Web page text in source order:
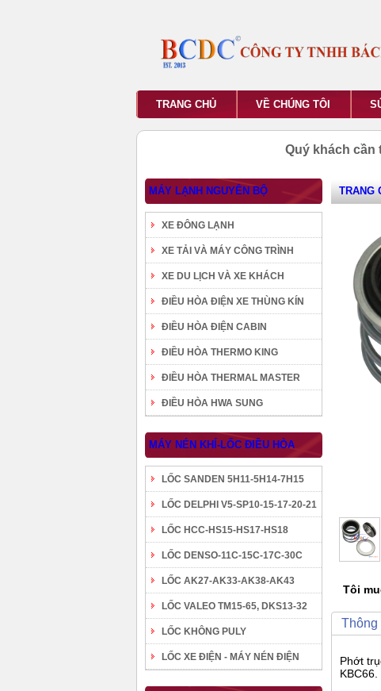
TRANG CHỦ VỀ CHÚNG TÔI
Quý khách cần
MÁY LẠNH NGUYÊN BỘ
XE ĐÔNG LẠNH
XE TẢI VÀ MÁY CÔNG TRÌNH
XE DU LỊCH VÀ XE KHÁCH
ĐIỀU HÒA ĐIỆN XE THÙNG KÍN
ĐIỀU HÒA ĐIỆN CABIN
ĐIỀU HÒA THERMO KING
ĐIỀU HÒA THERMAL MASTER
ĐIỀU HÒA HWA SUNG
MÁY NÉN KHÍ-LỐC ĐIỀU HÒA
LỐC SANDEN 5H11-5H14-7H15
LỐC DELPHI V5-SP10-15-17-20-21
LỐC HCC-HS15-HS17-HS18
LỐC DENSO-11C-15C-17C-30C
LỐC AK27-AK33-AK38-AK43
LỐC VALEO TM15-65, DKS13-32
LỐC KHÔNG PULY
LỐC XE ĐIỆN - MÁY NÉN ĐIỆN
TRANG
Tôi
Thông
Phớt
KBC66.